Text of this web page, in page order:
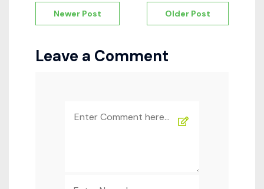
Navigation
de
l’article
Newer Post Older Post
Leave a Comment